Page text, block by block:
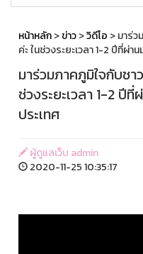
หน้าหลัก>ข่าว>วิดีโอ > มาร่
ค่ะ ในช่วงระยะเวลา 1-2 ปีที่ผ่
มาร่วมภาคภูมิใจกับช
ช่วงระยะเวลา 1-2 ปี
ประเทศ
ผู้ดูแลเว็บ admin
2020-11-25 10:35:17